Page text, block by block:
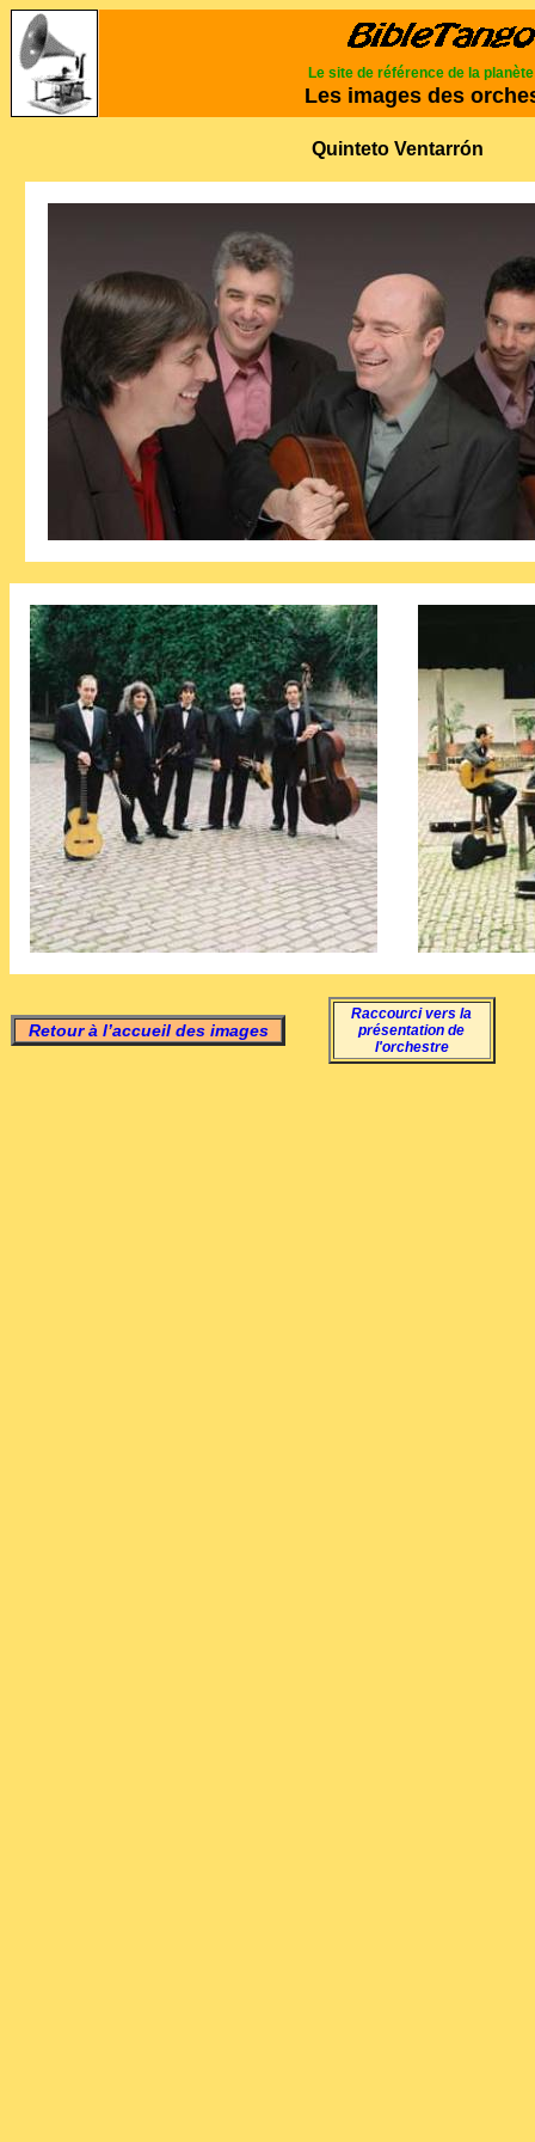
Le site de référence de la planète
Les images des
Quinteto Ventarrón
Retour à l’accueil des images
Raccourci vers la
présentation de
l'orchestre